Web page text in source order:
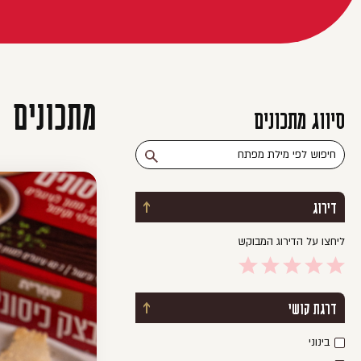
סיווג מתכונים
כפתור פתיחת / סגירת מסנן
דירוג
ליחצו על הדירוג המבוקש
כפתור פתיחת / סגירת מסנן
דרגת קושי
בינוני
מתכונים